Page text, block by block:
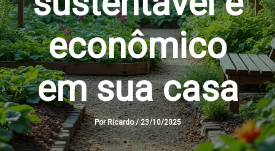
econômico
em sua casa
Por Ricardo/23/10/2025